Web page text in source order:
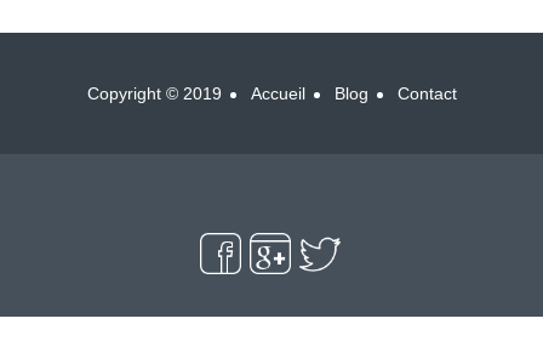
Copyright © 2019 Accueil Blog Contact